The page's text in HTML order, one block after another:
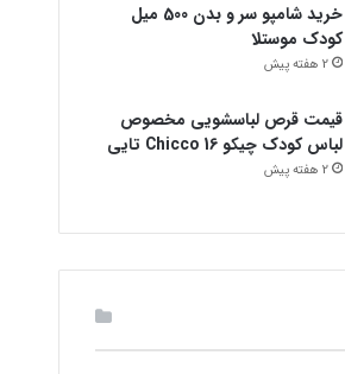
خرید شامپو سر و بدن 500 میل
کودک موستلا
2 هفته پیش
قیمت قرص لباسشویی مخصوص
لباس کودک چیکو Chicco 16 تایی
2 هفته پیش